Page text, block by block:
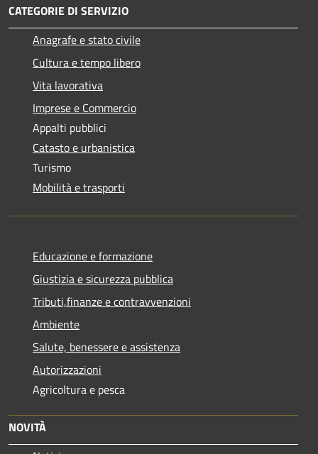
CATEGORIE DI SERVIZIO
Anagrafe e stato civile
Cultura e tempo libero
Vita lavorativa
Imprese e Commercio
Appalti pubblici
Catasto e urbanistica
Turismo
Mobilità e trasporti
Educazione e formazione
Giustizia e sicurezza pubblica
Tributi,finanze e contravvenzioni
Ambiente
Salute, benessere e assistenza
Autorizzazioni
Agricoltura e pesca
NOVITÀ